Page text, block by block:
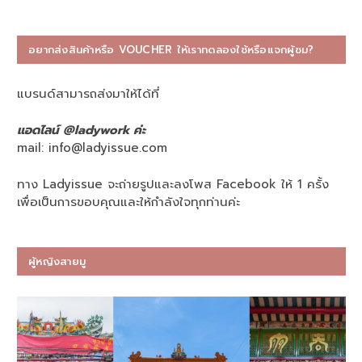
อยากส่งสินค้าหรือ VOUCHER ให้เราทดลองใช้หรือแจกผู้ชม?
แบรนด์สามารถส่งมาให้ได้ที่
แอดไลน์ @ladywork ค่ะ
mail: info@ladyissue.com
ทาง Ladyissue จะถ่ายรูปและลงโพส Facebook ให้ 1 ครั้ง
เพื่อเป็นการขอบคุณและให้กำลังใจทุกท่านค่ะ
ผู้หญิงสายมู